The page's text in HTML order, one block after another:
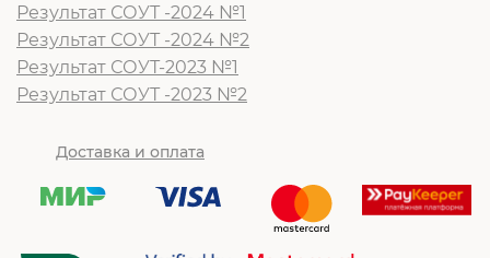
Результат СОУТ -2024 №1
Результат СОУТ -2024 №2
Результат СОУТ-2023 №1
Результат СОУТ -2023 №2
Доставка и оплата